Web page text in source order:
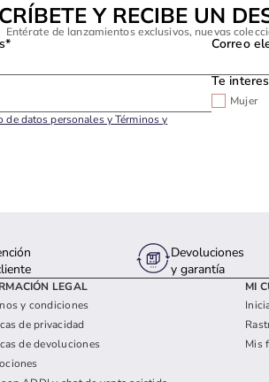
Y RECIBE UN
Entérate de lanzamientos exclusivos, nuevas
Correo
Te
Mujer
de datos personales y Términos y
Devoluciones
y garantía
LEGAL
y condiciones
de privacidad
de devoluciones
MI
Mis